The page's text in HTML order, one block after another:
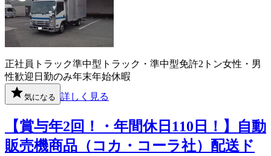
正社員 トラック準中型トラック・準中型免許2トン女性・男
性歓迎 日勤のみ年末年始休暇
気になる 詳しく見る
【賞与年2回！・年間休日110日！】自動
販売機商品（コカ・コーラ社）配送ド